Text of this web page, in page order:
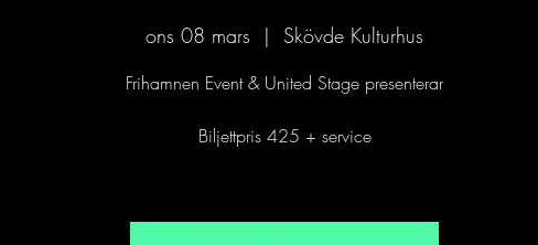
ons 08 mars
  |
Skövde Kulturhus
Frihamnen Event & United Stage presenterar
Biljettpris 425 + service